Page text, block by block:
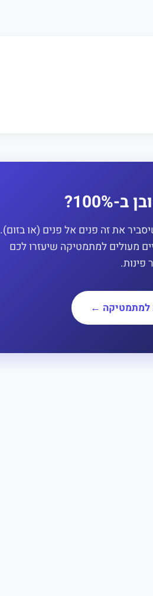
100%?
את זה פנים אל פנים (או בזום).
מורים פרטיים מעולים למתמטיקה שיעזרו לכם
פינות.
למתמטיקה ←